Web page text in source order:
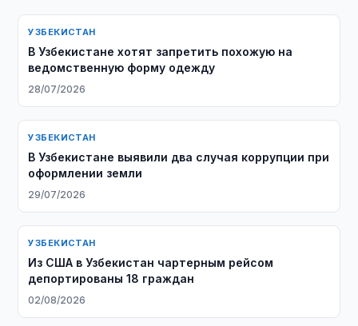
УЗБЕКИСТАН
В Узбекистане хотят запретить похожую на
ведомственную форму одежду
28/07/2026
УЗБЕКИСТАН
В Узбекистане выявили два случая коррупции при
оформлении земли
29/07/2026
УЗБЕКИСТАН
Из США в Узбекистан чартерным рейсом
депортированы 18 граждан
02/08/2026